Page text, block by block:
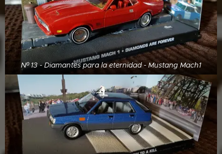
Nº 13 - Diamantes para la eternidad - Mustang Mach1